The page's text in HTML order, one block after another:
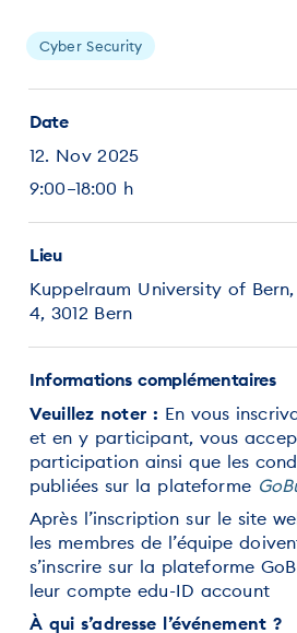
Cyber Security
Date
12. Nov 2025
9:00–18:00 h
Lieu
Kuppelraum University of
4, 3012 Bern
Informations complémentaires
Veuillez noter : En vous
et en y participant, vous
participation ainsi que les
publiées sur la plateforme
Après l’inscription sur le site
les membres de l’équipe
s’inscrire sur la plateforme
leur compte edu-ID account
À qui s’adresse l’événement ?